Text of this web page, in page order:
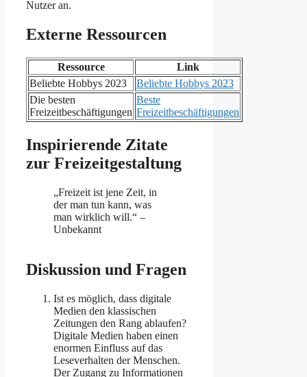
Nutzer an.
Externe Ressourcen
Ressource
Link
Beliebte Hobbys 2023
Beliebte Hobbys 2023
Die besten
Freizeitbeschäftigungen
Beste
Freizeitbeschäftigungen
Inspirierende Zitate
zur Freizeitgestaltung
„Freizeit ist jene Zeit, in
der man tun kann, was
man wirklich will.“ –
Unbekannt
Diskussion und Fragen
Ist es möglich, dass digitale
Medien den klassischen
Zeitungen den Rang ablaufen?
Digitale Medien haben einen
enormen Einfluss auf das
Leseverhalten der Menschen.
Der Zugang zu Informationen